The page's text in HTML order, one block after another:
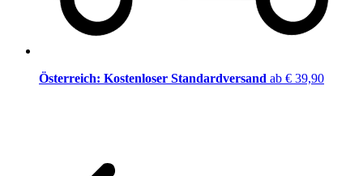
Österreich: Kostenloser Standardversand ab € 39,90